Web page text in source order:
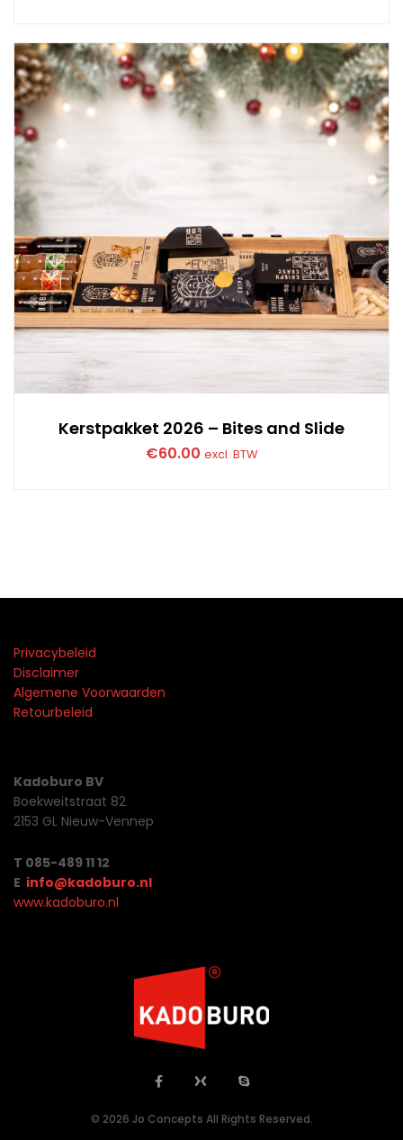
Kerstpakket 2026 – Bites and Slide
€60.00 excl. BTW
Privacybeleid
Disclaimer
Algemene Voorwaarden
Retourbeleid
Kadoburo BV
Boekweitstraat 82
2153 GL Nieuw-Vennep
T 085-489 11 12
E info@kadoburo.nl
www.kadoburo.nl
© 2026 Jo Concepts All Rights Reserved.